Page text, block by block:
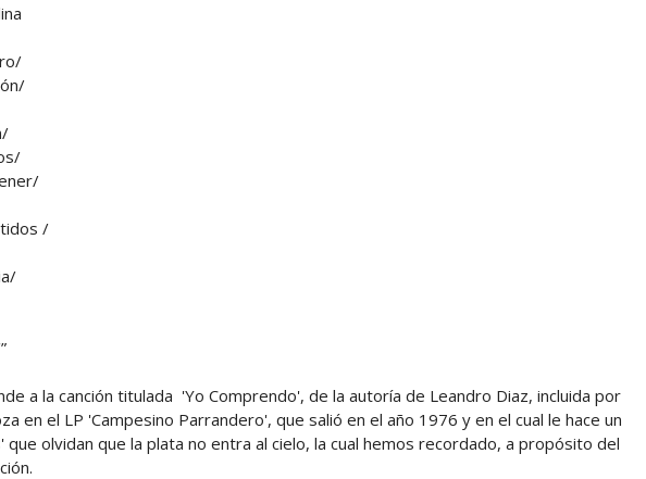
/
a la canción titulada 'Yo Comprendo', de la autoría de Leandro Diaz, incluida por
en el LP 'Campesino Parrandero', que salió en el año 1976 y en el cual le hace un
olvidan que la plata no entra al cielo, la cual hemos recordado, a propósito del